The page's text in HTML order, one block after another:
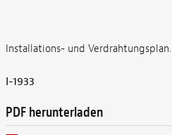
Installations- und Verdrahtungsplan.
I-1933
PDF herunterladen